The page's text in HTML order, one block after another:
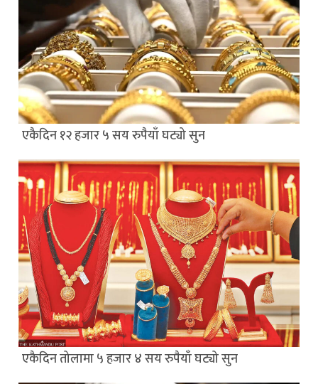
एकैदिन १२ हजार ५ सय रुपैयाँ घट्यो सुन
एकैदिन तोलामा ५ हजार ४ सय रुपैयाँ घट्यो सुन